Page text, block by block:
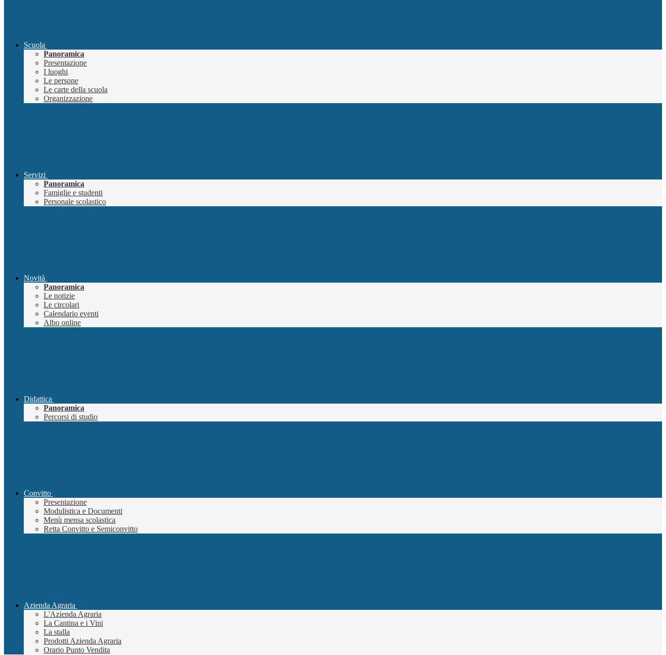
Scuola
Panoramica
Presentazione
I luoghi
Le persone
Le carte della scuola
Organizzazione
Servizi
Panoramica
Famiglie e studenti
Personale scolastico
Novità
Panoramica
Le notizie
Le circolari
Calendario eventi
Albo online
Didattica
Panoramica
Percorsi di studio
Convitto
Presentazione
Modulistica e Documenti
Menù mensa scolastica
Retta Convitto e Semiconvitto
Azienda Agraria
L'Azienda Agraria
La Cantina e i Vini
La stalla
Prodotti Azienda Agraria
Orario Punto Vendita